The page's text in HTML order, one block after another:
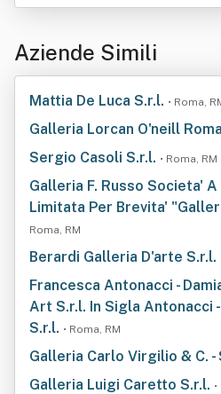
Aziende Simili
Mattia De Luca S.r.l. • Roma,
Galleria Lorcan O'neill
Sergio Casoli S.r.l. • Roma, RM
Galleria F. Russo Societa'
Limitata Per Brevita'
Roma, RM
Berardi Galleria D'arte S.r.l.
Francesca Antonacci -
Art S.r.l. In Sigla Antonacci
S.r.l. • Roma, RM
Galleria Carlo Virgilio & C. -
Galleria Luigi Caretto S.r.l.